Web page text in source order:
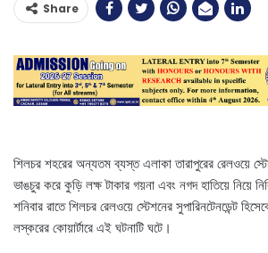
Share
শিলচর শহরের অন্যতম ব্যস্ত এলাকা তারাপুরের রেলওয়ে
ভাঙচুর করে কুড়ি লক্ষ টাকার গয়না এবং নগদ হাতিয়ে নিয়ে
শনিবার রাতে শিলচর রেলওয়ে স্টেশনের সুপারিনটেনডেন্ট
লস্করের কোয়ার্টারে এই ঘটনাটি ঘটে।